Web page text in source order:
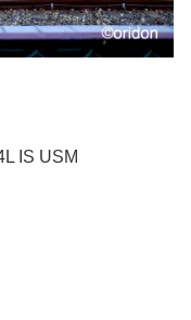
IS USM